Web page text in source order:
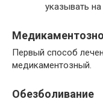
указывать
Первый способ
медикаментозный.
Обезболивание